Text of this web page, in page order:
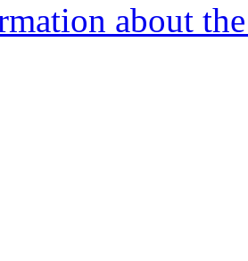
about